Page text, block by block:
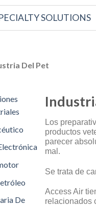
SOLUTIONS
Del Pet
De
Los
productos
parecer
mal.
Se trata de
Access Air
relacionados